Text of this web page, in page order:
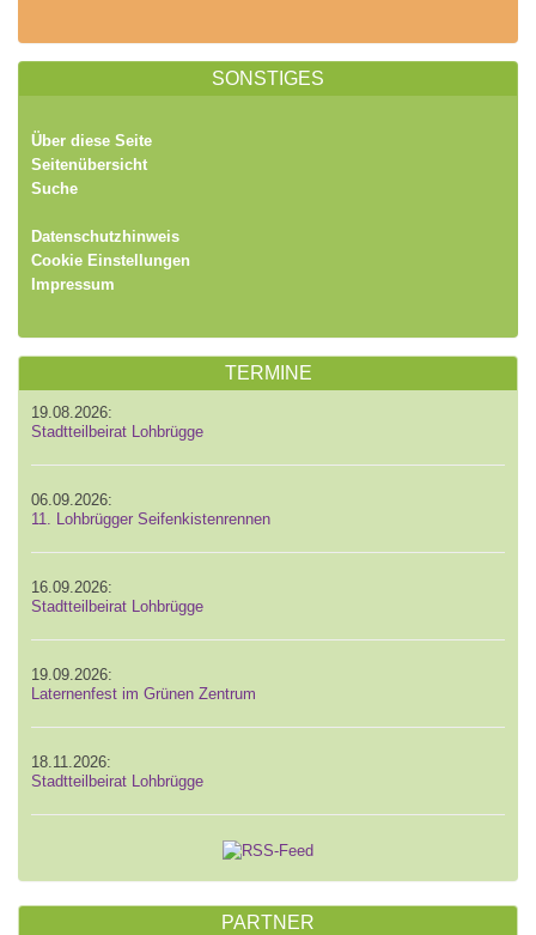
SONSTIGES
Über diese Seite
Seitenübersicht
Suche
Datenschutzhinweis
Cookie Einstellungen
Impressum
TERMINE
19.08.2026:
Stadtteilbeirat Lohbrügge
06.09.2026:
11. Lohbrügger Seifenkistenrennen
16.09.2026:
Stadtteilbeirat Lohbrügge
19.09.2026:
Laternenfest im Grünen Zentrum
18.11.2026:
Stadtteilbeirat Lohbrügge
PARTNER